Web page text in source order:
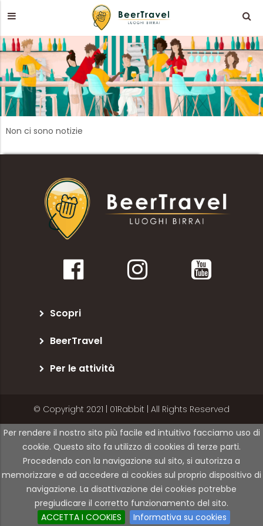
Per rendere il nostro sito più facile ed intuitivo facciamo uso di
cookie. Questo sito fa utilizzo di cookies di terze parti.
Procedendo con la navigazione sul sito, si autorizza a
memorizzare e ad accedere ai cookies sul proprio dispositivo di
navigazione. La disattivazione dei cookies potrebbe
pregiudicare il corretto funzionamento del sito.
ACCETTA I COOKIES
Informativa su cookies
Non ci sono notizie
Scopri
BeerTravel
Per le attività
© Copyright 2021 | 01Rabbit | All Rights Reserved